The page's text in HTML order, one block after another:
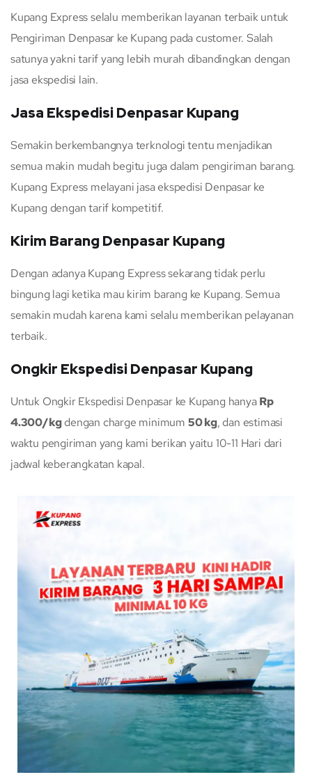
Kupang Express selalu memberikan layanan terbaik untuk
Pengiriman Denpasar ke Kupang pada customer. Salah
satunya yakni tarif yang lebih murah dibandingkan dengan
jasa ekspedisi lain.
Jasa Ekspedisi Denpasar Kupang
Semakin berkembangnya terknologi tentu menjadikan
semua makin mudah begitu juga dalam pengiriman barang.
Kupang Express melayani jasa ekspedisi Denpasar ke
Kupang dengan tarif kompetitif.
Kirim Barang Denpasar Kupang
Dengan adanya Kupang Express sekarang tidak perlu
bingung lagi ketika mau kirim barang ke Kupang. Semua
semakin mudah karena kami selalu memberikan pelayanan
terbaik.
Ongkir Ekspedisi Denpasar Kupang
Untuk Ongkir Ekspedisi Denpasar ke Kupang hanyaRp
4.300/kgdengan charge minimum 50 kg, dan estimasi
waktu pengiriman yang kami berikan yaitu 10-11 Hari dari
jadwal keberangkatan kapal.